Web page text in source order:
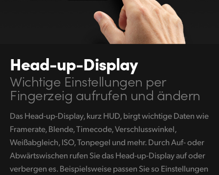
UAE
Ukraine
United States
Head-up-Display
Wichtige Einstellungen per
Fingerzeig aufrufen und ändern
Das Head-up-Display, kurz HUD, birgt wichtige Daten wie
Framerate, Blende, Timecode, Verschlusswinkel,
Weißabgleich, ISO, Tonpegel und mehr. Durch Auf- oder
Abwärtswischen rufen Sie das Head-up-Display auf oder
verbergen es. Beispielsweise passen Sie so Einstellungen